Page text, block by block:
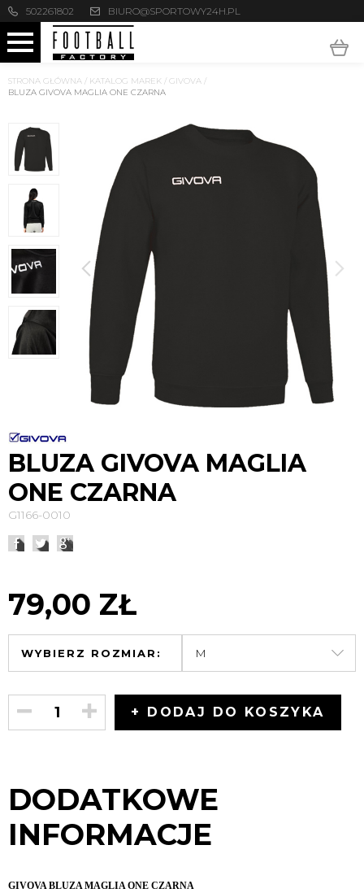
502261802 BIURO@SPORTOWY24H.PL
STRONA GŁÓWNA / KATALOG MAREK / GIVOVA /
BLUZA GIVOVA MAGLIA ONE CZARNA
BLUZA GIVOVA MAGLIA
ONE CZARNA
G1166-0010
79,00 ZŁ
WYBIERZ ROZMIAR:
+ DODAJ DO KOSZYKA
DODATKOWE
INFORMACJE
GIVOVA BLUZA MAGLIA ONE CZARNA